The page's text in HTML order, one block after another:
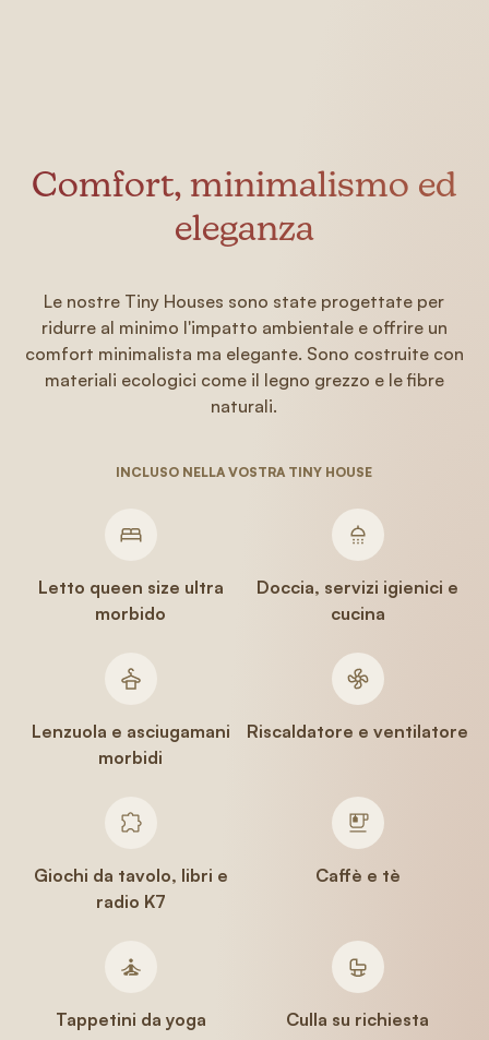
Comfort, minimalismo ed
eleganza
Le nostre Tiny Houses sono state progettate per
ridurre al minimo l'impatto ambientale e offrire un
comfort minimalista ma elegante. Sono costruite con
materiali ecologici come il legno grezzo e le fibre
naturali.
INCLUSO NELLA VOSTRA TINY HOUSE
Letto queen size ultra
morbido
Doccia, servizi igienici e
cucina
Lenzuola e asciugamani
morbidi
Riscaldatore e ventilatore
Giochi da tavolo, libri e
radio K7
Caffè e tè
Tappetini da yoga Culla su richiesta